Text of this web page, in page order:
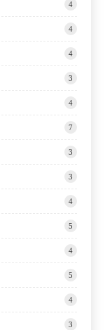
4
4
4
3
4
7
3
3
4
5
4
5
4
3